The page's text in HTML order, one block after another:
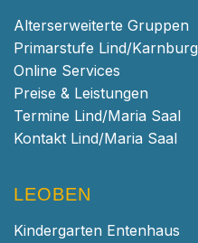
Alterserweiterte Gruppen
Primarstufe Lind/Karnburg
Online Services
Preise & Leistungen
Termine Lind/Maria Saal
Kontakt Lind/Maria Saal
LEOBEN
Kindergarten Entenhaus